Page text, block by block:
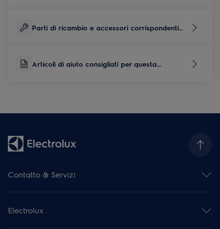
Parti di ricambio e accessori corrispondenti
Articoli di aiuto consigliati per questa
Contatto & Servizi
Panoramica del servizio
Servizio di riparazione
Estensione della garanzia
Electrolux